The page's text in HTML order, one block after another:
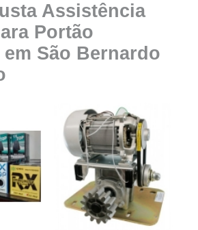
Assistência
Portão
São Bernardo